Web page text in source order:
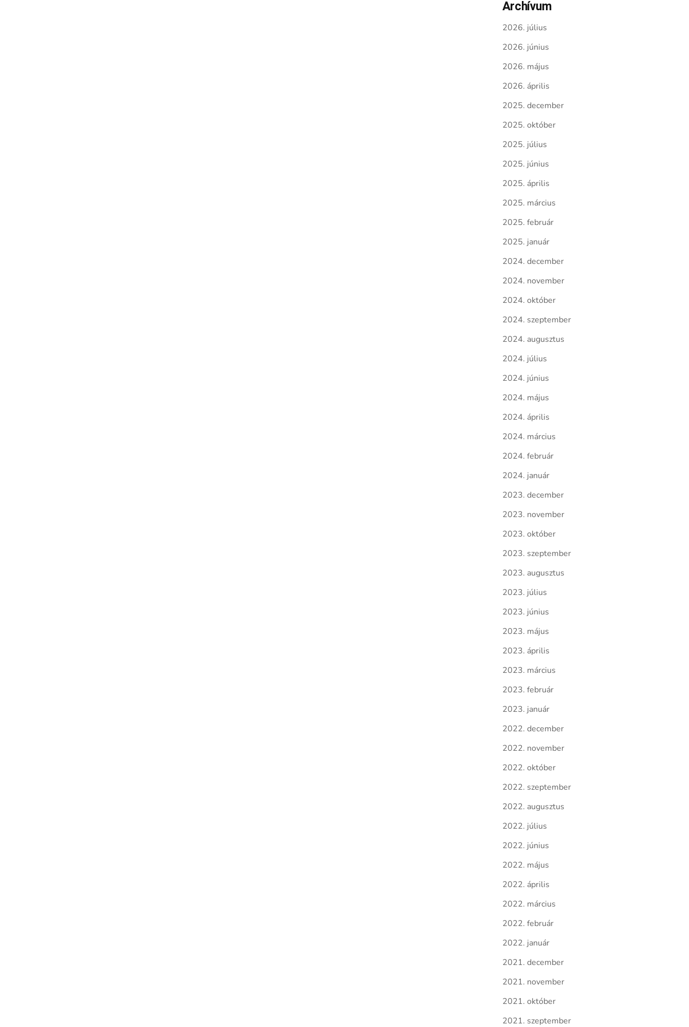
Archívum
2026. július
2026. június
2026. május
2026. április
2025. december
2025. október
2025. július
2025. június
2025. április
2025. március
2025. február
2025. január
2024. december
2024. november
2024. október
2024. szeptember
2024. augusztus
2024. július
2024. június
2024. május
2024. április
2024. március
2024. február
2024. január
2023. december
2023. november
2023. október
2023. szeptember
2023. augusztus
2023. július
2023. június
2023. május
2023. április
2023. március
2023. február
2023. január
2022. december
2022. november
2022. október
2022. szeptember
2022. augusztus
2022. július
2022. június
2022. május
2022. április
2022. március
2022. február
2022. január
2021. december
2021. november
2021. október
2021. szeptember